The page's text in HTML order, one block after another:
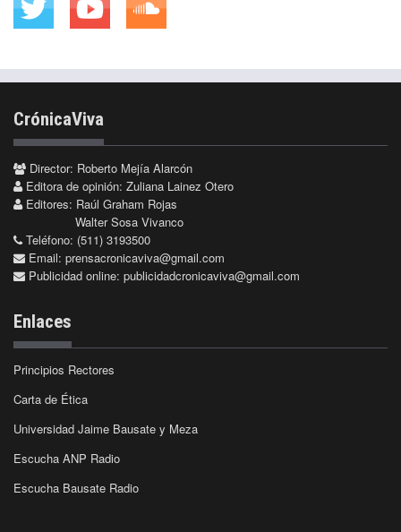
CrónicaViva
Director: Roberto Mejía Alarcón
Editora de opinión: Zuliana Lainez Otero
Editores: Raúl Graham Rojas
Walter Sosa Vivanco
Teléfono: (511) 3193500
Email: prensacronicaviva@gmail.com
Publicidad online: publicidadcronicaviva@gmail.com
Enlaces
Principios Rectores
Carta de Ética
Universidad Jaime Bausate y Meza
Escucha ANP Radio
Escucha Bausate Radio